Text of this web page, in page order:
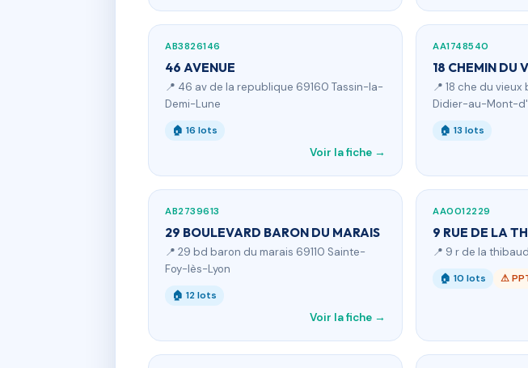
AB3826146
46 AVENUE
📍 46 av de la republique 69160 Tassin-la-
Demi-Lune
🏠 16 lots
Voir la fiche →
AA1748540
18 CHEMIN DU
📍 18 che du
Didier-au-Mont-
🏠 13 lots
AB2739613
29 BOULEVARD BARON DU MARAIS
📍 29 bd baron du marais 69110 Sainte-
Foy-lès-Lyon
🏠 12 lots
Voir la fiche →
AA0012229
9 RUE DE LA
📍 9 r de la
🏠 10 lots ⚠